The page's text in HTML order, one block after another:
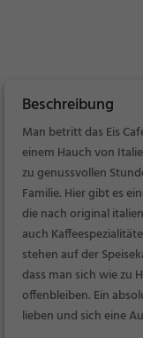
Beschreibung
Man betritt das Eis
einem Hauch von
zu genussvollen
Familie. Hier gibt es
die nach original
auch
stehen auf der
dass man sich wie zu
offenbleiben. Ein
lieben und sich eine